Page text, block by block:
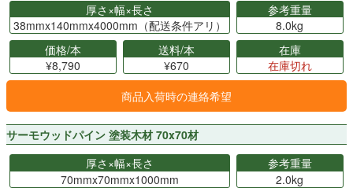
厚さ×幅×長さ
38mmx140mmx4000mm（配送条件アリ）
参考重量
8.0kg
価格/本
¥8,790
送料/本
¥670
在庫
在庫切れ
商品入荷時の連絡希望
サーモウッドパイン 塗装木材 70x70材
厚さ×幅×長さ
70mmx70mmx1000mm
参考重量
2.0kg